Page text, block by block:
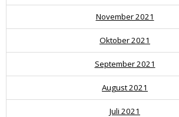
November 2021
Oktober 2021
September 2021
August 2021
Juli 2021